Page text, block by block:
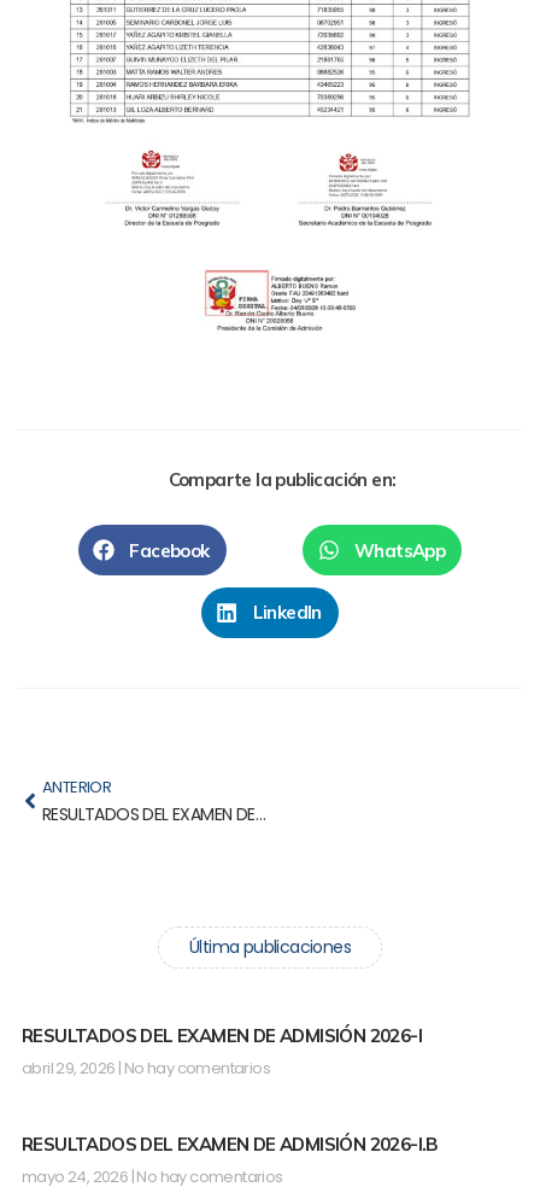
Comparte la publicación en:
Facebook WhatsApp
LinkedIn
ANTERIOR
RESULTADOS DEL EXAMEN DE ADMISIÓN 2026-I
Última publicaciones
RESULTADOS DEL EXAMEN DE ADMISIÓN 2026-I
abril 29, 2026 No hay comentarios
RESULTADOS DEL EXAMEN DE ADMISIÓN 2026-I.B
mayo 24, 2026 No hay comentarios